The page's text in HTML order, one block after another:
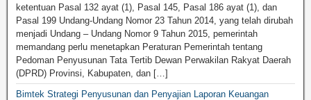
ketentuan Pasal 132 ayat (1), Pasal 145, Pasal 186 ayat (1), dan
Pasal 199 Undang-Undang Nomor 23 Tahun 2014, yang telah dirubah
menjadi Undang – Undang Nomor 9 Tahun 2015, pemerintah
memandang perlu menetapkan Peraturan Pemerintah tentang
Pedoman Penyusunan Tata Tertib Dewan Perwakilan Rakyat Daerah
(DPRD) Provinsi, Kabupaten, dan […]
Bimtek Strategi Penyusunan dan Penyajian Laporan Keuangan